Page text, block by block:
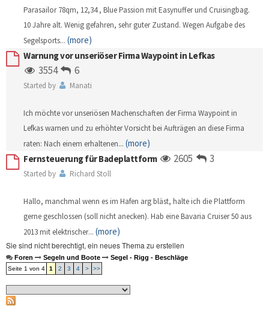
Parasailor 78qm, 12,34 , Blue Passion mit Easynuffer und Cruisingbag.
10 Jahre alt. Wenig gefahren, sehr guter Zustand. Wegen Aufgabe des
Segelsports... (more)
Warnung vor unseriöser Firma Waypoint in Lefkas
3554 6
Started by Manati
Ich möchte vor unseriösen Machenschaften der Firma Waypoint in
Lefkas warnen und zu erhöhter Vorsicht bei Aufträgen an diese Firma
raten: Nach einem erhaltenen... (more)
Fernsteuerung für Badeplattform
2605 3
Started by Richard Stoll
Hallo, manchmal wenn es im Hafen arg bläst, halte ich die Plattform
gerne geschlossen (soll nicht anecken). Hab eine Bavaria Cruiser 50 aus
2013 mit elektrischer... (more)
Sie sind nicht berechtigt, ein neues Thema zu erstellen
Foren Segeln und Boote Segel - Rigg - Beschläge
Seite 1 von 4 1 2 3 4 > >>